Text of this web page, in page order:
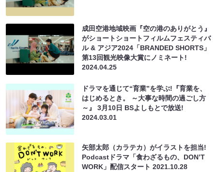
成田空港地域映画『空の港のありがとう』
がショートショートフィルムフェスティバ
ル & アジア2024「BRANDED SHORTS」
第13回観光映像大賞にノミネート!
2024.04.25
ドラマを通じて“育業”を学ぶ!『育業を、
はじめるとき。 ～大事な時間の過ごし方
～』 3月10日 BSよしもとで放送!
2024.03.01
⽮部太郎（カラテカ）がイラストを担当!
Podcastドラマ「⾷わざるもの、DONʼT
WORK」配信スタート2021.10.28